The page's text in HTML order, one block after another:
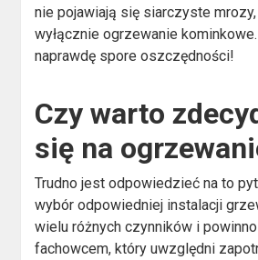
nie pojawiają się siarczyste
wyłącznie ogrzewanie
naprawdę spore oszczędności!
Czy warto
się na
Trudno jest odpowiedzieć na to
wybór odpowiedniej instalacji
wielu różnych czynników i
fachowcem, który uwzględni